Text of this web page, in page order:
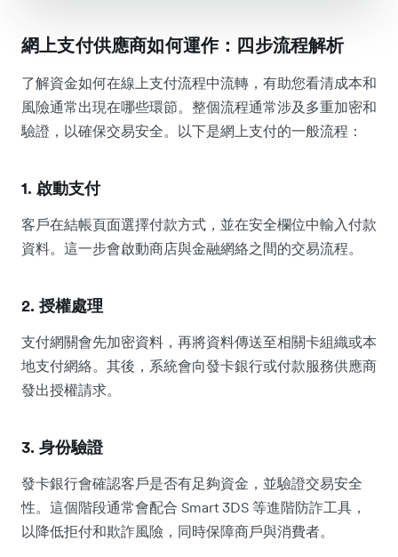
網上支付供應商如何運作：四步流程解析
了解資金如何在線上支付流程中流轉，有助您看清成本和
風險通常出現在哪些環節。整個流程通常涉及多重加密和
驗證，以確保交易安全。以下是網上支付的一般流程：
1. 啟動支付
客戶在結帳頁面選擇付款方式，並在安全欄位中輸入付款
資料。這一步會啟動商店與金融網絡之間的交易流程。
2. 授權處理
支付網關會先加密資料，再將資料傳送至相關卡組織或本
地支付網絡。其後，系統會向發卡銀行或付款服務供應商
發出授權請求。
3. 身份驗證
發卡銀行會確認客戶是否有足夠資金，並驗證交易安全
性。這個階段通常會配合 Smart 3DS 等進階防詐工具，
以降低拒付和欺詐風險，同時保障商戶與消費者。